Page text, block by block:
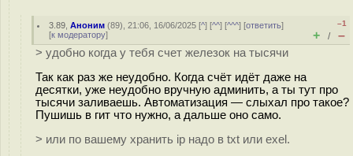
3.89 ,Аноним (89), 21:06, 16/06/2025 [^] [^^] [^^^] [ответить]
[к модератору]
–1
+ / –
> удобно когда у тебя счет железок на тысячи
Так как раз же неудобно. Когда счёт идёт даже на
десятки, уже неудобно вручную админить, а ты тут про
тысячи заливаешь. Автоматизация — слыхал про такое?
Пушишь в гит что нужно, а дальше оно само.
> или по вашему хранить ip надо в txt или exel.